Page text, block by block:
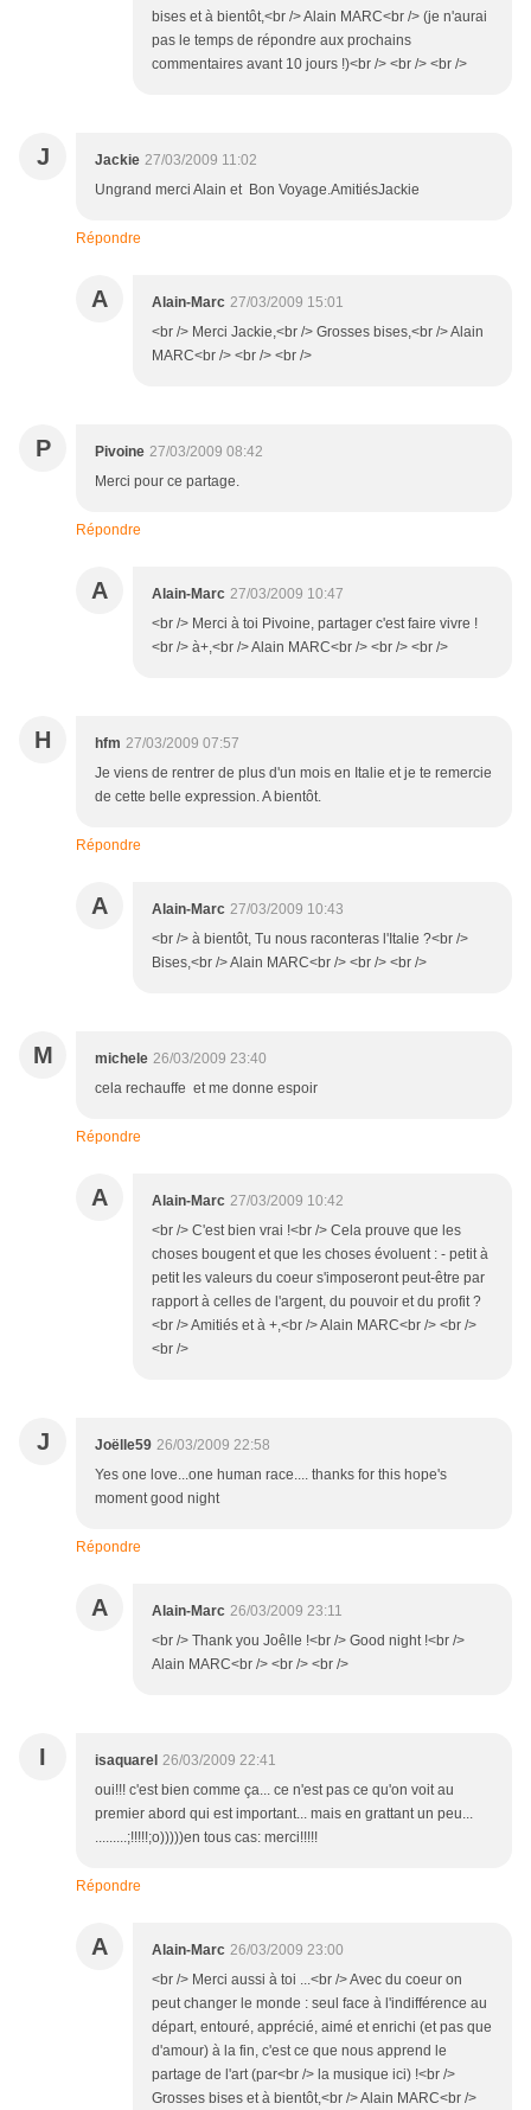
bises et à bientôt,<br /> Alain MARC<br /> (je n'aurai
pas le temps de répondre aux prochains
commentaires avant 10 jours !)<br /> <br /> <br />
J Jackie 27/03/2009 11:02
Ungrand merci Alain et Bon Voyage.AmitiésJackie
Répondre
A Alain-Marc 27/03/2009 15:01
<br /> Merci Jackie,<br /> Grosses bises,<br /> Alain
MARC<br /> <br /> <br />
P Pivoine 27/03/2009 08:42
Merci pour ce partage.
Répondre
A Alain-Marc 27/03/2009 10:47
<br /> Merci à toi Pivoine, partager c'est faire vivre !
<br /> à+,<br /> Alain MARC<br /> <br /> <br />
H hfm 27/03/2009 07:57
Je viens de rentrer de plus d'un mois en Italie et je te remercie
de cette belle expression. A bientôt.
Répondre
A Alain-Marc 27/03/2009 10:43
<br /> à bientôt, Tu nous raconteras l'Italie ?<br />
Bises,<br /> Alain MARC<br /> <br /> <br />
M michele 26/03/2009 23:40
cela rechauffe et me donne espoir
Répondre
A Alain-Marc 27/03/2009 10:42
<br /> C'est bien vrai !<br /> Cela prouve que les
choses bougent et que les choses évoluent : - petit à
petit les valeurs du coeur s'imposeront peut-être par
rapport à celles de l'argent, du pouvoir et du profit ?
<br /> Amitiés et à +,<br /> Alain MARC<br /> <br />
<br />
J Joëlle59 26/03/2009 22:58
Yes one love...one human race.... thanks for this hope's
moment good night
Répondre
A Alain-Marc 26/03/2009 23:11
<br /> Thank you Joêlle !<br /> Good night !<br />
Alain MARC<br /> <br /> <br />
I isaquarel 26/03/2009 22:41
oui!!! c'est bien comme ça... ce n'est pas ce qu'on voit au
premier abord qui est important... mais en grattant un peu...
.........;!!!!!;o)))))en tous cas: merci!!!!!
Répondre
A Alain-Marc 26/03/2009 23:00
<br /> Merci aussi à toi ...<br /> Avec du coeur on
peut changer le monde : seul face à l'indifférence au
départ, entouré, apprécié, aimé et enrichi (et pas que
d'amour) à la fin, c'est ce que nous apprend le
partage de l'art (par<br /> la musique ici) !<br />
Grosses bises et à bientôt,<br /> Alain MARC<br />